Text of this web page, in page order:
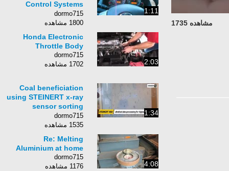
مشاهده 1735
1:11
Control Systems
(ETCS). IT IS NOT
SAFE trial-3
dormo715
1800 مشاهده
2:03
Honda Electronic
Throttle Body
dormo715
1702 مشاهده
1:34
Coal beneficiation
using STEINERT x-ray
sensor sorting
technology
dormo715
1535 مشاهده
4:08
Re: Melting
Aluminium at home
dormo715
1176 مشاهده